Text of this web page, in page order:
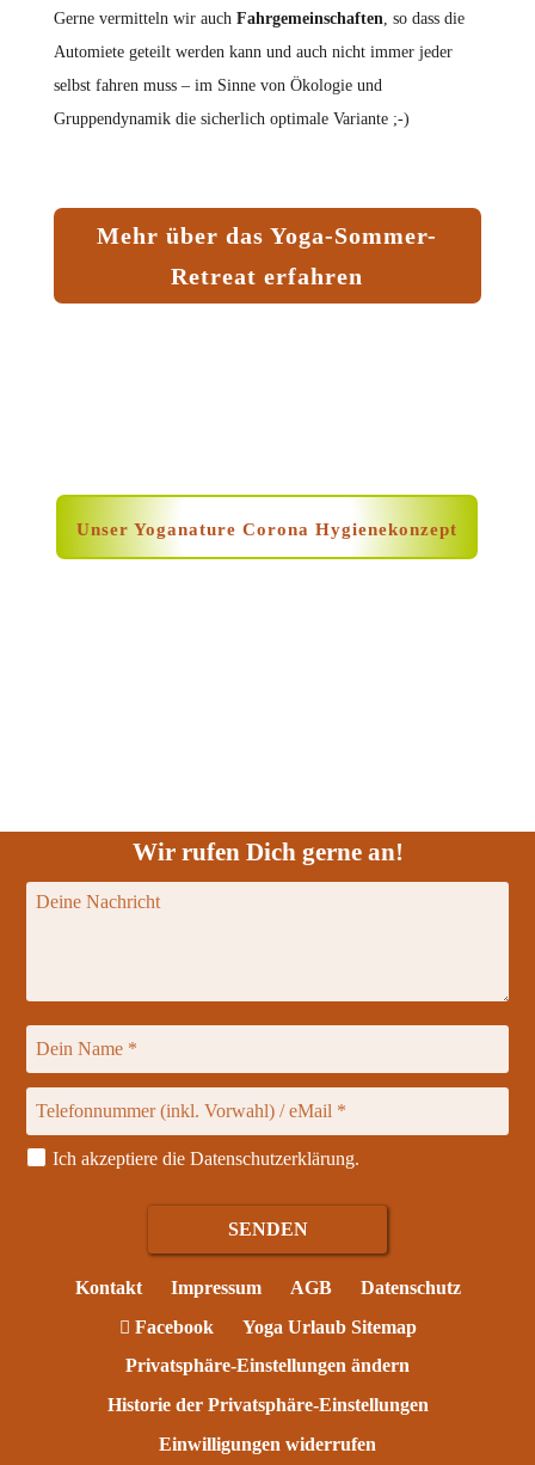
Gerne vermitteln wir auch Fahrgemeinschaften, so dass die
Automiete geteilt werden kann und auch nicht immer jeder
selbst fahren muss – im Sinne von Ökologie und
Gruppendynamik die sicherlich optimale Variante ;-)
Mehr über das Yoga-Sommer-
Retreat erfahren
Unser Yoganature Corona Hygienekonzept
Wir rufen Dich gerne an!
Ich akzeptiere dieDatenschutzerklärung.
Kontakt Impressum AGB
Datenschutz
Facebook
Yoga Urlaub Sitemap
Privatsphäre-Einstellungen ändern
Historie der Privatsphäre-Einstellungen
Einwilligungen widerrufen